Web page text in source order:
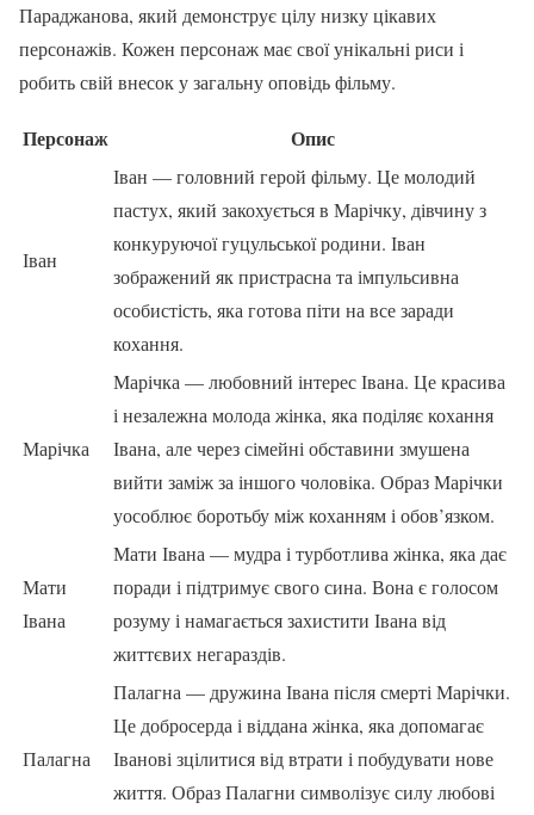
Параджанова, який демонструє цілу низку цікавих
персонажів. Кожен персонаж має свої унікальні риси і
робить свій внесок у загальну оповідь фільму.
Персонаж Опис
Іван
Іван — головний герой фільму. Це молодий
пастух, який закохується в Марічку, дівчину з
конкуруючої гуцульської родини. Іван
зображений як пристрасна та імпульсивна
особистість, яка готова піти на все заради
кохання.
Марічка
Марічка — любовний інтерес Івана. Це красива
і незалежна молода жінка, яка поділяє кохання
Івана, але через сімейні обставини змушена
вийти заміж за іншого чоловіка. Образ Марічки
уособлює боротьбу між коханням і обов’язком.
Мати
Івана
Мати Івана — мудра і турботлива жінка, яка дає
поради і підтримує свого сина. Вона є голосом
розуму і намагається захистити Івана від
життєвих негараздів.
Палагна
Палагна — дружина Івана після смерті Марічки.
Це добросерда і віддана жінка, яка допомагає
Іванові зцілитися від втрати і побудувати нове
життя. Образ Палагни символізує силу любові